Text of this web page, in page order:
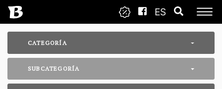
ES
CATEGORÍA
SUBCATEGORÍA